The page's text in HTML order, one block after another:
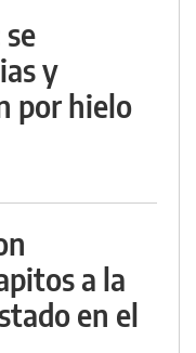
y
por hielo
a la
en el